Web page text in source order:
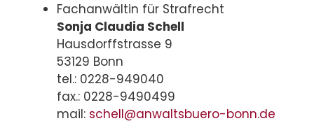
Fachanwältin für Strafrecht
Sonja Claudia Schell
Hausdorffstrasse 9
53129 Bonn
tel.: 0228-949040
fax.: 0228-9490499
mail: schell@anwaltsbuero-bonn.de